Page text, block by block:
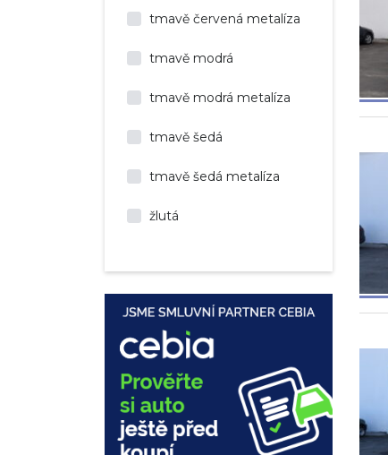
tmavě červená metalíza
tmavě modrá
tmavě modrá metalíza
tmavě šedá
tmavě šedá metalíza
žlutá